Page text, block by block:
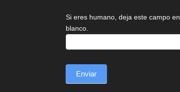
Si eres humano, deja este campo en
blanco.
Enviar